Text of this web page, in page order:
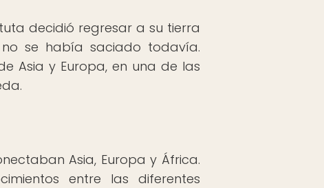
decidió regresar a su tierra
se había saciado todavía.
Asia y Europa, en una de las
Asia, Europa y África.
entre las diferentes